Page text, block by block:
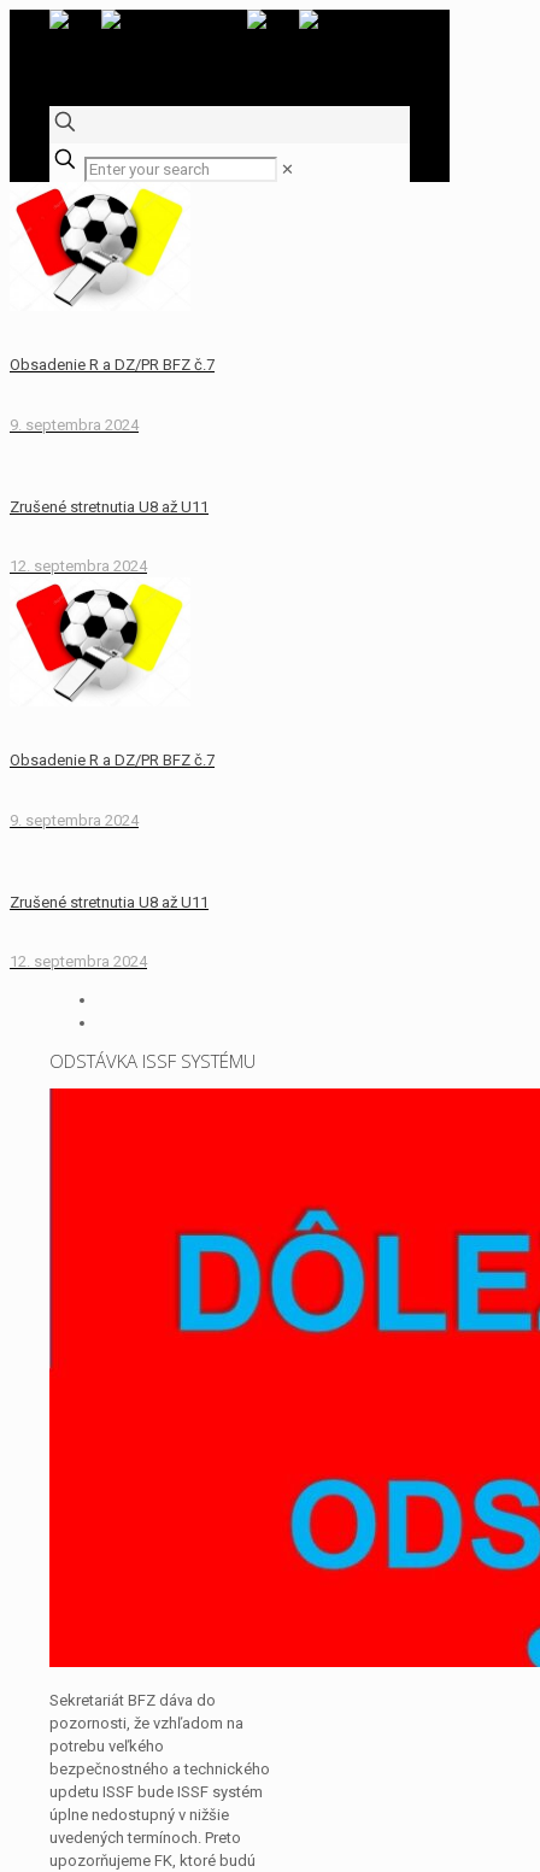
✕
Obsadenie R a DZ/PR BFZ č.7
9. septembra 2024
Zrušené stretnutia U8 až U11
12. septembra 2024
Obsadenie R a DZ/PR BFZ č.7
9. septembra 2024
Zrušené stretnutia U8 až U11
12. septembra 2024
ODSTÁVKA ISSF SYSTÉMU
Sekretariát BFZ dáva do
pozornosti, že vzhľadom na
potrebu veľkého
bezpečnostného a technického
updetu ISSF bude ISSF systém
úplne nedostupný v nižšie
uvedených termínoch. Preto
upozorňujeme FK, ktoré budú